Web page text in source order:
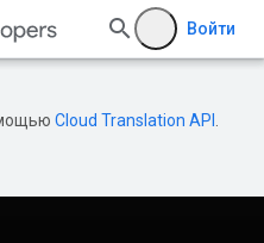
Войти
Cloud Translation API